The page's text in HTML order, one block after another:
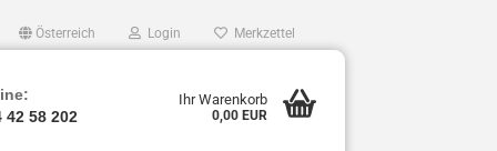
Österreich Login Merkzettel
42 58 202
Ihr Warenkorb
0,00 EUR